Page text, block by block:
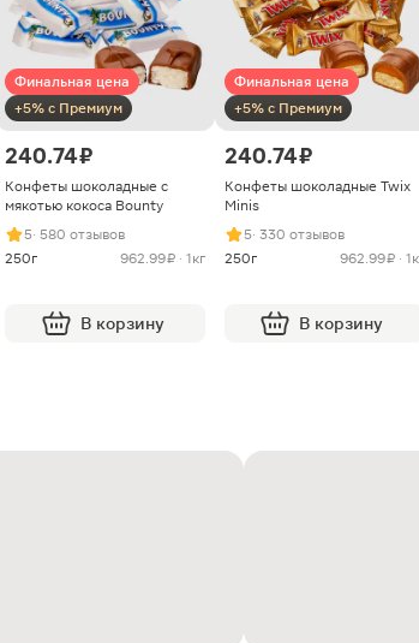
Финальная цена
+5% с Премиум
240.74 ₽
Конфеты шоколадные с
мякотью кокоса Bounty
5· 580 отзывов
250г
962.99 ₽ · 1кг
В корзину
Финальная цена
+5% с Премиум
240.74 ₽
Конфеты шоколадные Twix
Minis
5· 330 отзывов
250г
962.99 ₽ ·
В корзину